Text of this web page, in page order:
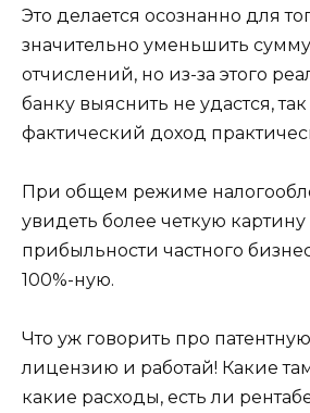
Это делается осознанно для
значительно уменьшить
отчислений, но из-за этого
банку выяснить не удастся,
фактический доход
При общем режиме
увидеть более четкую картину
прибыльности частного
100%-ную.
Что уж говорить про
лицензию и работай! Какие
какие расходы, есть ли